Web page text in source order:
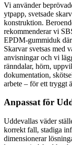
Vi använder
ytpapp, svetsade
konstruktion.
rekommenderar vi
EPDM-gummiduk
Skarvar svetsas med
anvisningar och vi
ränndalar, hörn,
dokumentation,
arbete – för ett tryggt
Anpassat för
Uddevallas väder
korrekt fall, stadiga
dimensionerar